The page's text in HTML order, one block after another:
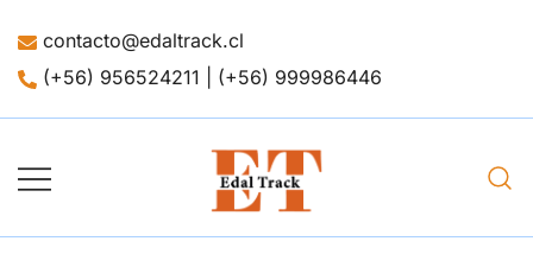
contacto@edaltrack.cl
(+56) 956524211 | (+56) 999986446
Edaltrack
Merchandising